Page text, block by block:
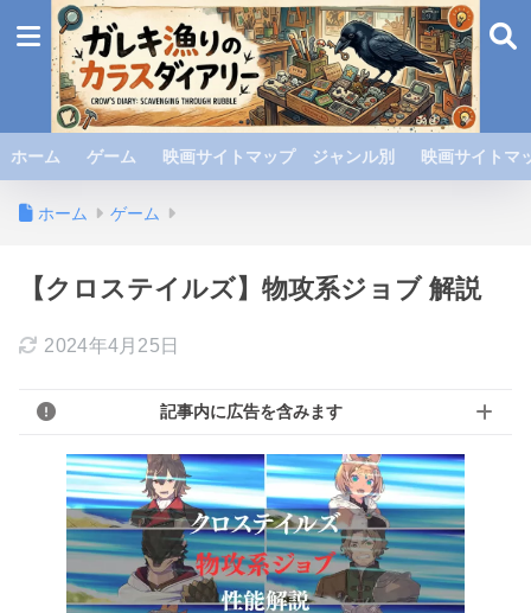
ホーム ゲーム 映画サイトマップ ジャンル別 映画サイト
ホーム ゲーム
【クロステイルズ】物攻系ジョブ 解説
2024年4月25日
記事内に広告を含みます